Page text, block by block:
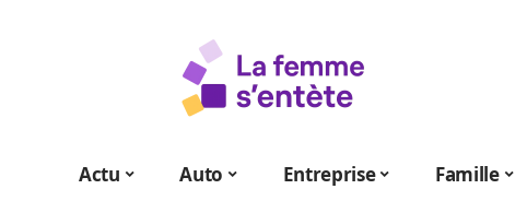
Actu Auto Entreprise Famille